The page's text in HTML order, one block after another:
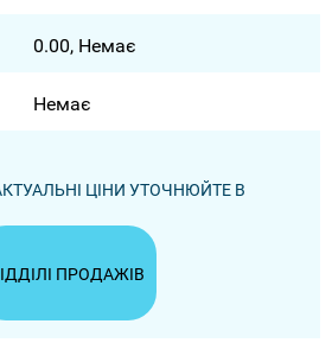
0.00, Немає
Немає
ЦІНИ УТОЧНЮЙТЕ В
ПРОДАЖІВ